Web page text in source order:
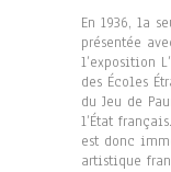
En 1936, la
présentée
l’exposition
des Écoles
du Jeu de
l’État
est donc
artistique